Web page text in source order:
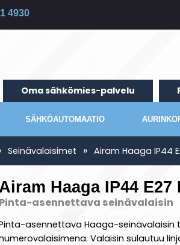
4930
Oma sähkömies-palvelu
SÄHKÖAUTOMAATIO
Seinävalaisimet » Airam Haaga IP44
Haaga IP44 E27
Pinta-asennettava seinävalaisin
asennettava Haaga-seinävalaisin
Valaisin sulautuu